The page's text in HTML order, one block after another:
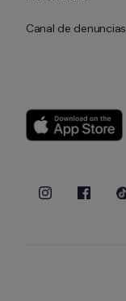
Canal de denuncias